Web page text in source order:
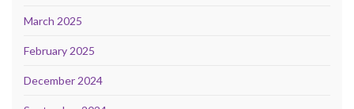
March 2025
February 2025
December 2024